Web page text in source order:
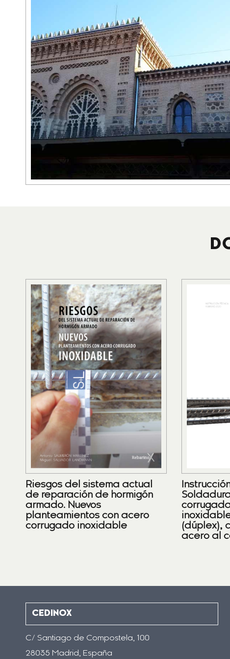
Riesgos del sistema actual
de reparación de hormigón
armado. Nuevos
planteamientos con acero
corrugado inoxidable
(dúplex),
acero al
CEDINOX
C/ Santiago de Compostela, 100
28035 Madrid, España